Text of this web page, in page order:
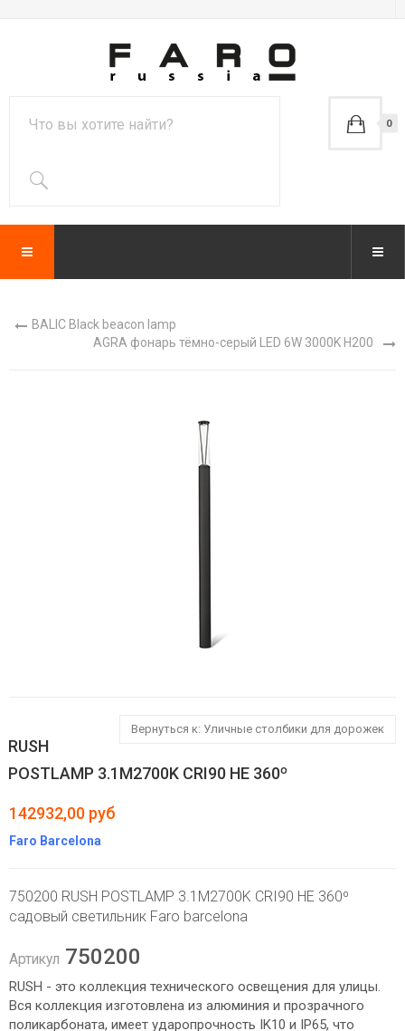
0
BALIC Black beacon lamp
AGRA фонарь тёмно-серый LED 6W 3000K H200
Вернуться к: Уличные столбики для дорожек
RUSH
POSTLAMP 3.1M2700K CRI90 HE 360º
142932,00 руб
Faro Barcelona
750200 RUSH POSTLAMP 3.1M2700K CRI90 HE 360º
садовый светильник Faro barcelona
Артикул 750200
RUSH - это коллекция технического освещения для улицы.
Вся коллекция изготовлена ​​из алюминия и прозрачного
поликарбоната, имеет ударопрочность IK10 и IP65, что